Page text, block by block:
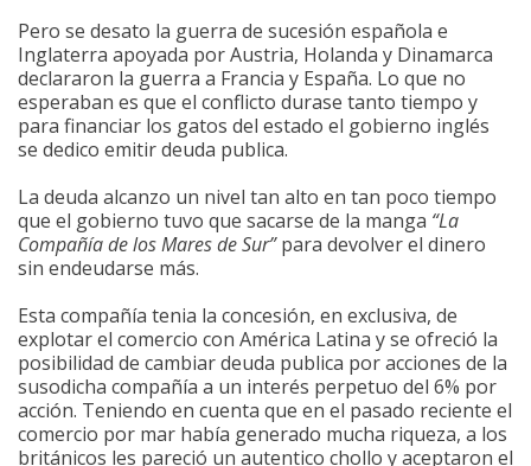
Pero se desato la guerra de sucesión española e
Inglaterra apoyada por Austria, Holanda y Dinamarca
declararon la guerra a Francia y España. Lo que no
esperaban es que el conflicto durase tanto tiempo y
para financiar los gatos del estado el gobierno inglés
se dedico emitir deuda publica.
La deuda alcanzo un nivel tan alto en tan poco tiempo
que el gobierno tuvo que sacarse de la manga “La
Compañía de los Mares de Sur”para devolver el dinero
sin endeudarse más.
Esta compañía tenia la concesión, en exclusiva, de
explotar el comercio con América Latina y se ofreció la
posibilidad de cambiar deuda publica por acciones de la
susodicha compañía a un interés perpetuo del 6% por
acción. Teniendo en cuenta que en el pasado reciente el
comercio por mar había generado mucha riqueza, a los
británicos les pareció un autentico chollo y aceptaron el